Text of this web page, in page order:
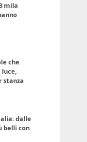
mila
che
stanza
dalle
belli con